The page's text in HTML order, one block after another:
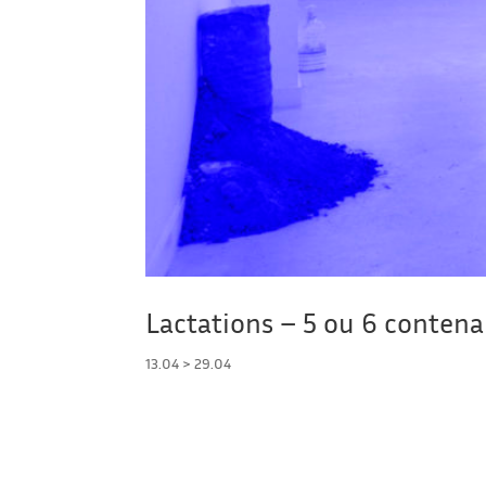
Lactations – 5 ou 6
13.04 > 29.04